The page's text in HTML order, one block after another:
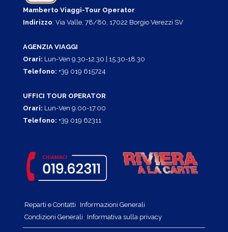
Mamberto Viaggi-Tour Operator
Indirizzo: Via Valle, 78/80, 17022 Borgio Verezzi SV
AGENZIA VIAGGI
Orari: Lun-Ven 9.30-12.30 | 15.30-18.30
Telefono: +39 019 615724
UFFICI TOUR OPERATOR
Orari: Lun-Ven 9.00-17.00
Telefono: +39 019 62311
Reparti e Contatti
Informazioni Generali
Condizioni Generali
Informativa sulla privacy